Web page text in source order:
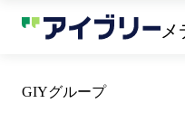
メ
GIYグループ